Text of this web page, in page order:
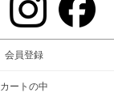
会員登録
カートの中